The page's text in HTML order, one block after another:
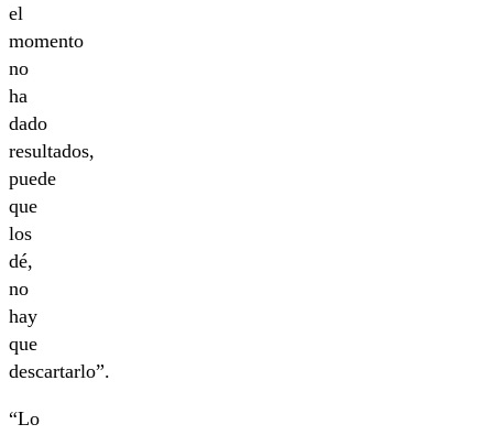
el
momento
no
ha
dado
resultados,
puede
que
los
dé,
no
hay
que
descartarlo”.
“Lo